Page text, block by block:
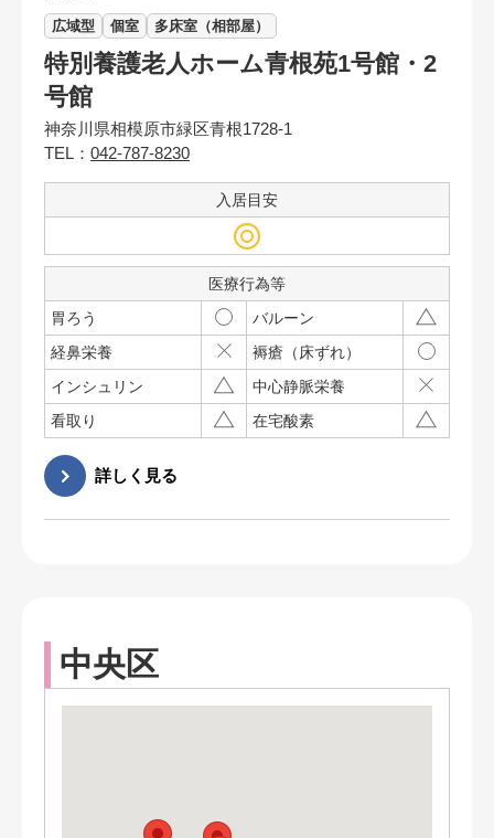
広域型 個室 多床室（相部屋）
特別養護老人ホーム青根苑1号館・2
号館
神奈川県相模原市緑区青根1728-1
TEL： 042-787-8230
入居目安
医療行為等
胃ろう
バルーン
経鼻栄養
褥瘡（床ずれ）
インシュリン
中心静脈栄養
看取り
在宅酸素
中央区